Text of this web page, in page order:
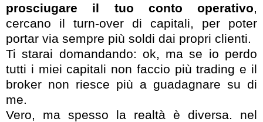
prosciugare il tuo conto operativo,
cercano il turn-over di capitali, per poter
portar via sempre più soldi dai propri clienti.
Ti starai domandando: ok, ma se io perdo
tutti i miei capitali non faccio più trading e il
broker non riesce più a guadagnare su di
me.
Vero, ma spesso la realtà è diversa. nel